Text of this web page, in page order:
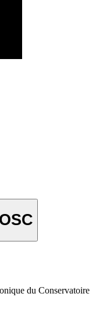
du Conservatoire